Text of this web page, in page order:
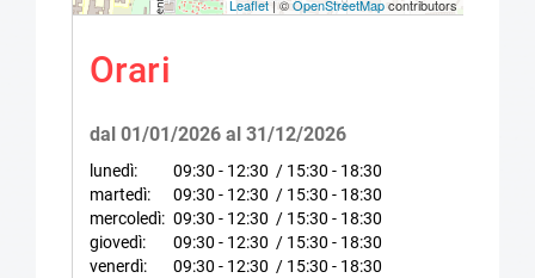
Leaflet | ©OpenStreetMapcontributors
Orari
dal 01/01/2026 al 31/12/2026
lunedì:
09:30 - 12:30 / 15:30 - 18:30
martedì:
09:30 - 12:30 / 15:30 - 18:30
mercoledì: 09:30 - 12:30 / 15:30 - 18:30
giovedì:
09:30 - 12:30 / 15:30 - 18:30
venerdì:
09:30 - 12:30 / 15:30 - 18:30